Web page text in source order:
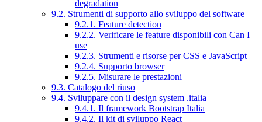
degradation
9.2. Strumenti di supporto allo sviluppo del software
9.2.1. Feature detection
9.2.2. Verificare le feature disponibili con Can I
use
9.2.3. Strumenti e risorse per CSS e JavaScript
9.2.4. Supporto browser
9.2.5. Misurare le prestazioni
9.3. Catalogo del riuso
9.4. Sviluppare con il design system .italia
9.4.1. Il framework Bootstrap Italia
9.4.2. Il kit di sviluppo React